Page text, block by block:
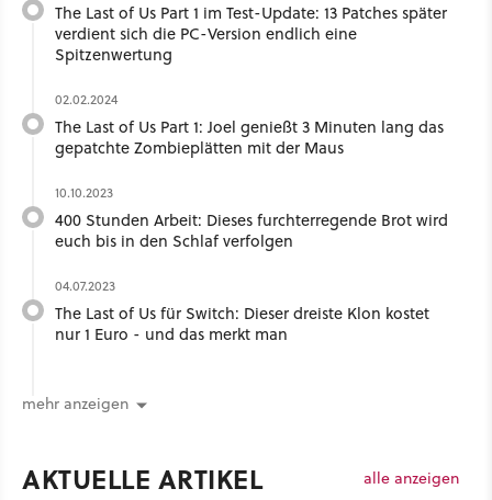
The Last of Us Part 1 im Test-Update: 13 Patches später
verdient sich die PC-Version endlich eine
Spitzenwertung
02.02.2024
The Last of Us Part 1: Joel genießt 3 Minuten lang das
gepatchte Zombieplätten mit der Maus
10.10.2023
400 Stunden Arbeit: Dieses furchterregende Brot wird
euch bis in den Schlaf verfolgen
04.07.2023
The Last of Us für Switch: Dieser dreiste Klon kostet
nur 1 Euro - und das merkt man
mehr anzeigen
AKTUELLE ARTIKEL alle anzeigen